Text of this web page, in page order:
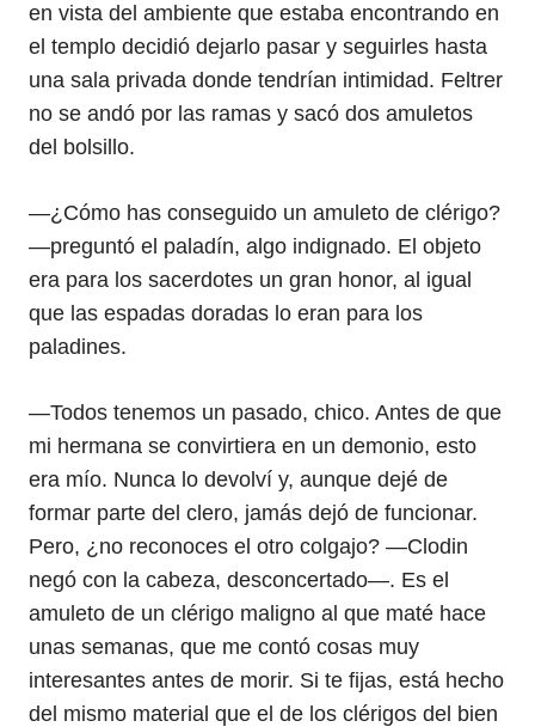
en vista del ambiente que estaba encontrando en
el templo decidió dejarlo pasar y seguirles hasta
una sala privada donde tendrían intimidad. Feltrer
no se andó por las ramas y sacó dos amuletos
del bolsillo.
—¿Cómo has conseguido un amuleto de clérigo?
—preguntó el paladín, algo indignado. El objeto
era para los sacerdotes un gran honor, al igual
que las espadas doradas lo eran para los
paladines.
—Todos tenemos un pasado, chico. Antes de que
mi hermana se convirtiera en un demonio, esto
era mío. Nunca lo devolví y, aunque dejé de
formar parte del clero, jamás dejó de funcionar.
Pero, ¿no reconoces el otro colgajo? —Clodin
negó con la cabeza, desconcertado—. Es el
amuleto de un clérigo maligno al que maté hace
unas semanas, que me contó cosas muy
interesantes antes de morir. Si te fijas, está hecho
del mismo material que el de los clérigos del bien